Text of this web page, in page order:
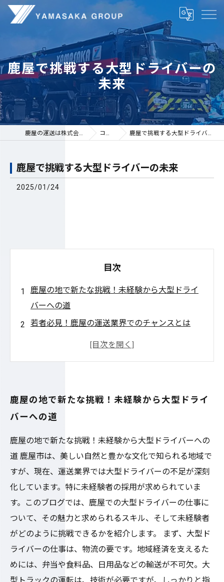
鹿屋で挑戦する大型ドライバーの
未来
鹿屋の運送は株式会社山坂 コラム 鹿屋で挑戦する大型ドライバーの未来
鹿屋で挑戦する大型ドライバーの未来
2025/01/24
目次
鹿屋の地で新たな挑戦！未経験から大型ドライ
バーへの道
若者必見！鹿屋の運送業界でのチャンスとは
大型ドライバーの魅力：職業としての可能性を
未経験から始める大型ドライバーの成功物語
大型ドライバーを目指す若者たちの挑戦の理由
鹿屋で描く未来：大型ドライバーとしての新た
な一歩
鹿屋の地で新たな挑戦！未経験から大型ドライ
バーへの道
鹿屋の地で新たな挑戦！未経験から大型ドライバーへの
道 鹿屋市は、美しい自然と豊かな文化で知られる地域で
すが、現在、運送業界では大型ドライバーの不足が深刻
化しています。特に未経験者の採用が求められていま
す。このブログでは、鹿屋での大型ドライバーの仕事に
ついて、その魅力と求められるスキル、そして未経験者
がどのように挑戦できるかを紹介します。 まず、大型ド
ライバーの仕事は、物流の要です。地域経済を支えるた
めには、弁当や食料品、日用品などの輸送が不可欠。大